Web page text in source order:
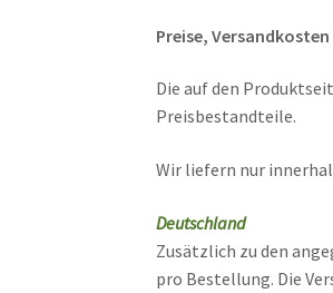
Preise,
Die auf den
Preisbestandteile.
Wir liefern nur
Deutschland
Zusätzlich zu den
pro Bestellung. Die